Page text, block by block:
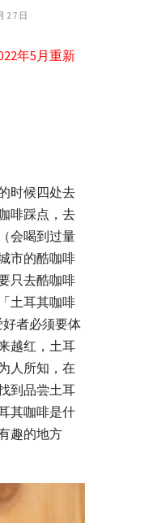
27 日
年5月重新
时候四处去
啡踩点，去
会喝到过量
市的酷咖啡
只去酷咖啡
土耳其咖啡
好者必须要体
越红，土耳
人所知，在
到品尝土耳
其咖啡是什
趣的地方